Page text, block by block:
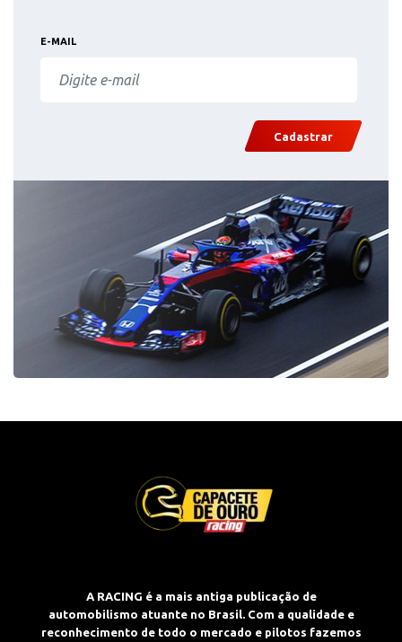
E-MAIL
Cadastrar
A RACING é a mais antiga publicação de
automobilismo atuante no Brasil. Com a qualidade e
reconhecimento de todo o mercado e pilotos fazemos